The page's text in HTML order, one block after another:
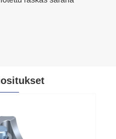
tangon ohjauslukko parantaa
ovien turvallisuutta ja